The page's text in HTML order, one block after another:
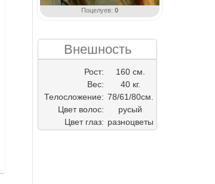
Поцелуев: 0
Внешность
Рост:
160 см.
Вес:
40 кг.
Телосложение: 78/61/80см.
Цвет волос:
русый
Цвет глаз: разноцветы